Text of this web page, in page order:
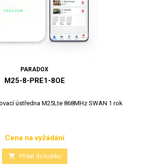
PARADOX
M25-8-PRE1-8OE
ústředna M25Lte 868MHz SWAN 1 rok
Cena
Cena na vyžádání
 Přidat do košíku